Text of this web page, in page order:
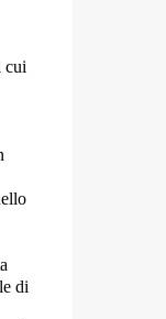
cui
di